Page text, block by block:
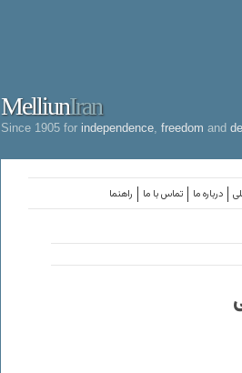
MelliunIran
Since 1905 for independence freedom and
راهنما تماس با ما درباره ما